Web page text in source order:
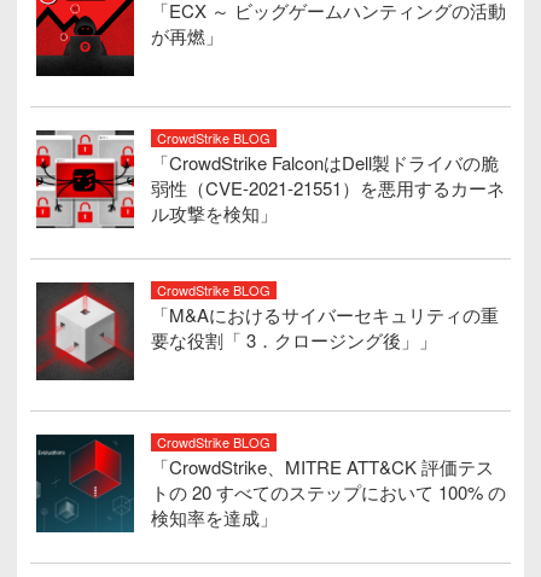
「ECX ～ ビッグゲームハンティングの活動
が再燃」
CrowdStrike BLOG
「CrowdStrike FalconはDell製ドライバの脆
弱性（CVE-2021-21551）を悪用するカーネ
ル攻撃を検知」
CrowdStrike BLOG
「M&Aにおけるサイバーセキュリティの重
要な役割「 3．クロージング後」」
CrowdStrike BLOG
「CrowdStrike、MITRE ATT&CK 評価テス
トの 20 すべてのステップにおいて 100% の
検知率を達成」